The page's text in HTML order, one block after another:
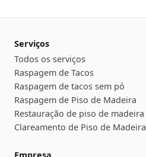
Serviços
Todos os serviços
Raspagem de Tacos
Raspagem de tacos sem pó
Raspagem de Piso de Madeira
Restauração de piso de madeira
Clareamento de Piso de Madeira